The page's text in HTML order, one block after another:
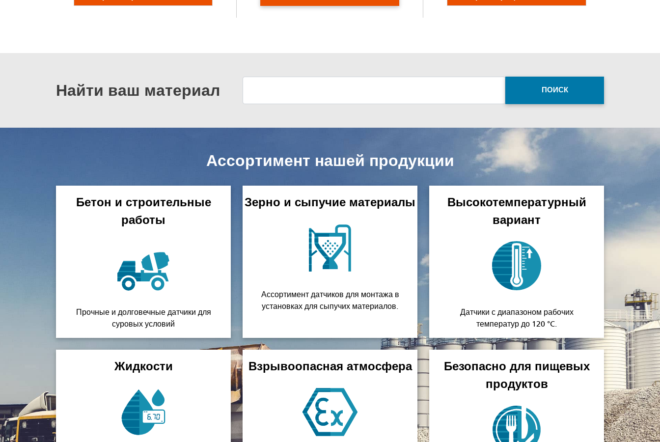
Найти ваш материал ПОИСК
Ассортимент нашей продукции
Бетон и строительные
работы
Прочные и долговечные датчики для
суровых условий
Зерно и сыпучие материалы
Ассортимент датчиков для монтажа в
установках для сыпучих материалов.
Высокотемпературный
вариант
Датчики с диапазоном рабочих
температур до 120 °C.
Жидкости Взрывоопасная атмосфера
Безопасно для пищевых
продуктов